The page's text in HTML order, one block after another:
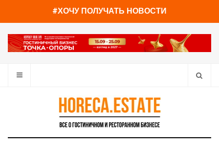
#ХОЧУ ПОЛУЧАТЬ НОВОСТИ